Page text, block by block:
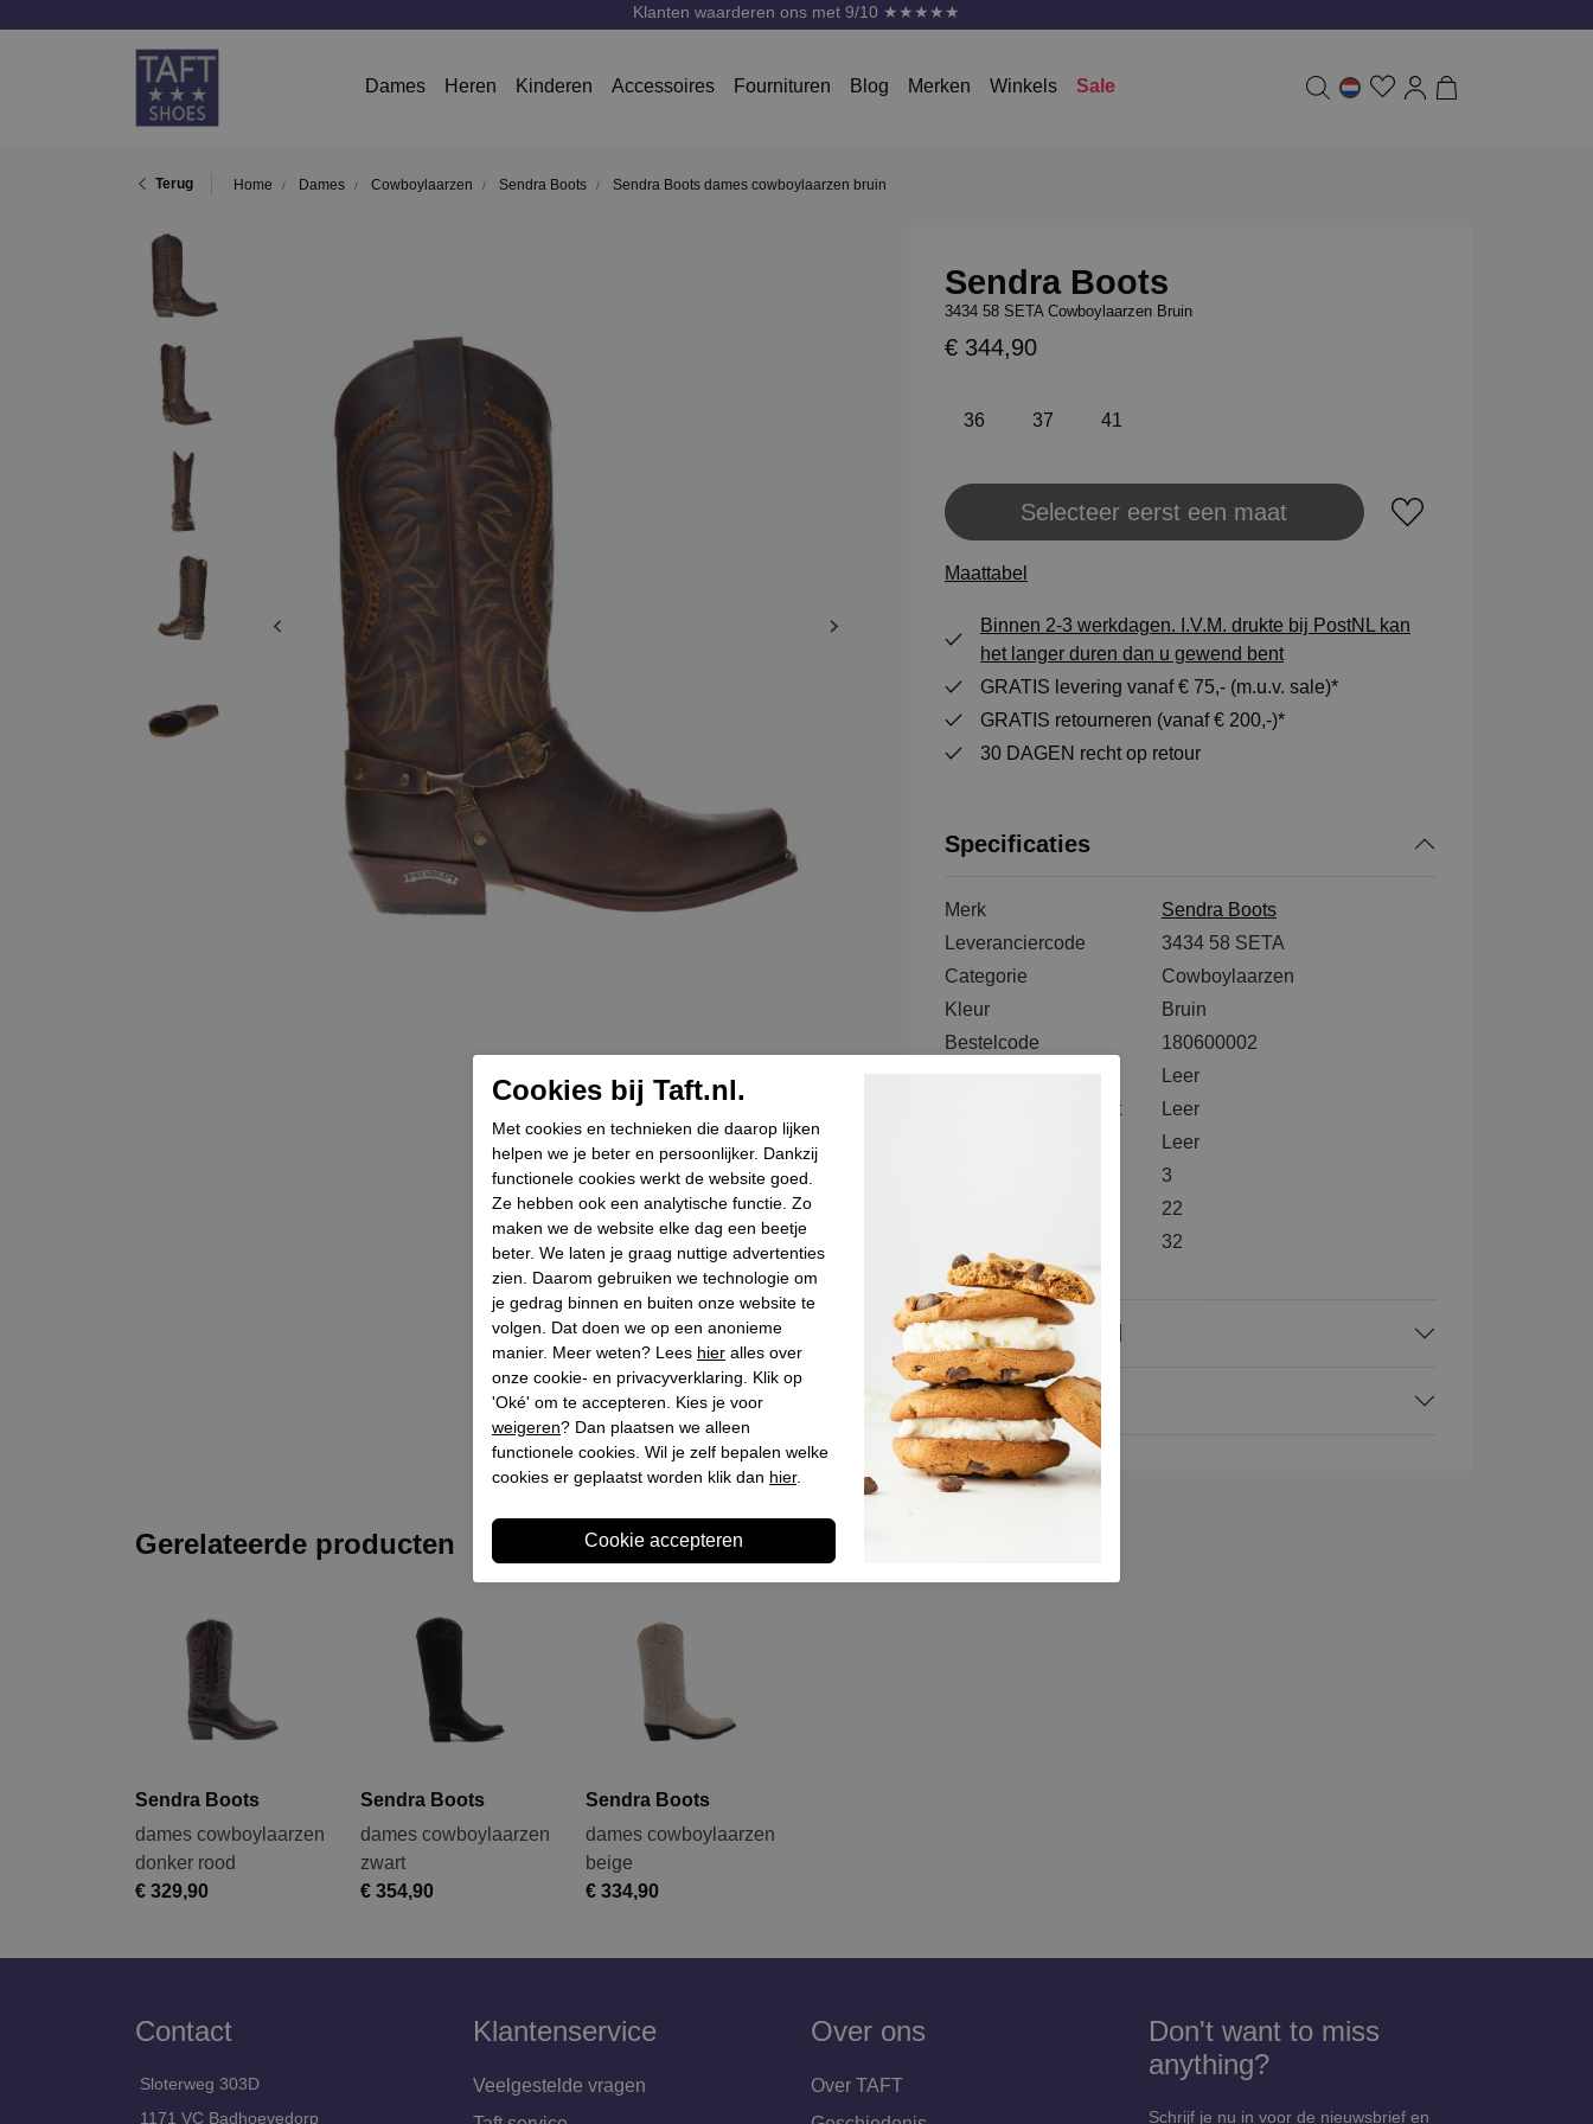
Klanten waarderen ons met 9/10 ★★★★★
Dames Heren Kinderen Accessoires Fournituren Blog Merken Winkels Sale
Terug Home Dames Cowboylaarzen Sendra Boots Sendra Boots dames cowboylaarzen bruin
Sendra Boots
3434 58 SETA Cowboylaarzen Bruin
€ 344,90
36 37 41
Plaats in winkeltas
Selecteer eerst een maat
Maattabel
Binnen 2-3 werkdagen. I.V.M. drukte bij PostNL kan
het langer duren dan u gewend bent
GRATIS levering vanaf € 75,- (m.u.v. sale)*
GRATIS retourneren (vanaf € 200,-)*
30 DAGEN recht op retour
Specificaties
Merk
Sendra Boots
Leveranciercode
3434 58 SETA
Categorie
Cowboylaarzen
Kleur
Bruin
Bestelcode
180600002
Leer
Materiaal binnenkant
Leer
Leer
3
22
32
Winkelvoorraad
Omschrijving
Gerelateerde producten
Sendra Boots
dames cowboylaarzen
donker rood
€ 329,90
Sendra Boots
dames cowboylaarzen
zwart
€ 354,90
Sendra Boots
dames cowboylaarzen
beige
€ 334,90
Contact
Sloterweg 303D
1171 VC Badhoevedorp
Klantenservice
Veelgestelde vragen
Over ons
Over TAFT
Don't want to miss
anything?
Schrijf je nu in voor de nieuwsbrief en
Cookies bij Taft.nl.
Met cookies en technieken die daarop lijken
helpen we je beter en persoonlijker. Dankzij
functionele cookies werkt de website goed.
Ze hebben ook een analytische functie. Zo
maken we de website elke dag een beetje
beter. We laten je graag nuttige advertenties
zien. Daarom gebruiken we technologie om
je gedrag binnen en buiten onze website te
volgen. Dat doen we op een anonieme
manier. Meer weten? Lees hier alles over
onze cookie- en privacyverklaring. Klik op
'Oké' om te accepteren. Kies je voor
weigeren? Dan plaatsen we alleen
functionele cookies. Wil je zelf bepalen welke
cookies er geplaatst worden klik dan hier.